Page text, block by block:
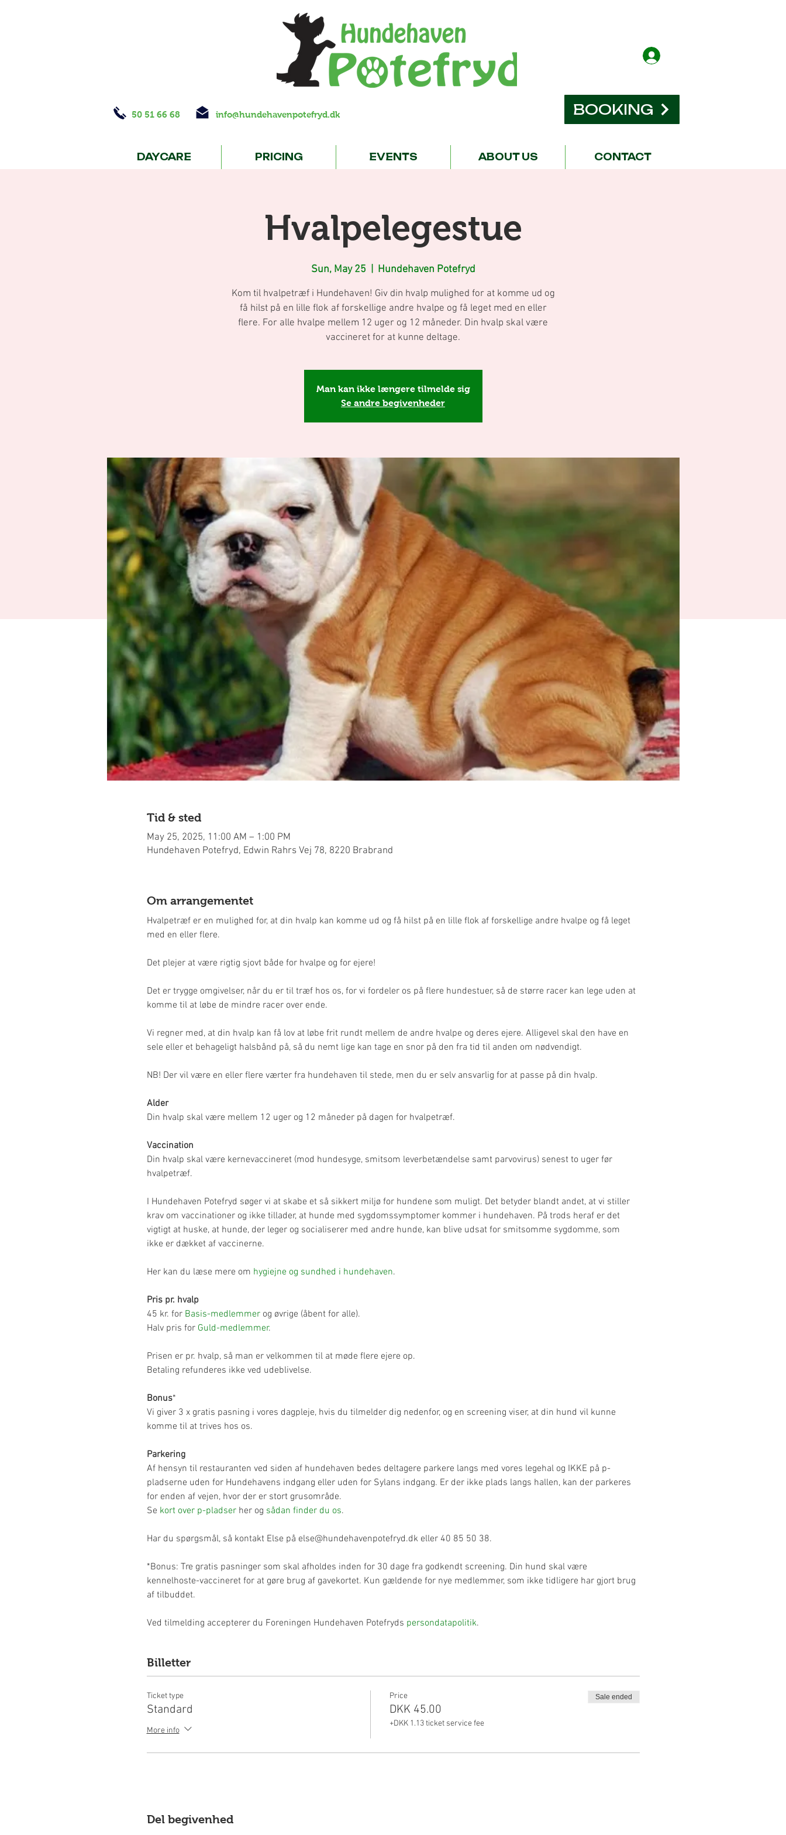
50 51 66 68 info@hundehavenpotefryd.dk BOOKING
DAYCARE PRICING EVENTS ABOUT US CONTACT
Hvalpelegestue
Sun, May 25 Hundehaven Potefryd
Kom til hvalpetræf i Hundehaven! Giv din hvalp mulighed for at komme ud og
få hilst på en lille flok af forskellige andre hvalpe og få leget med en eller
flere. For alle hvalpe mellem 12 uger og 12 måneder. Din hvalp skal være
vaccineret for at kunne deltage.
Man kan ikke længere tilmelde sig
Se andre begivenheder
Tid & sted
May 25, 2025, 11:00 AM – 1:00 PM
Hundehaven Potefryd, Edwin Rahrs Vej 78, 8220 Brabrand
Om arrangementet
Hvalpetræf er en mulighed for, at din hvalp kan komme ud og få hilst på en lille flok af forskellige andre hvalpe og få leget
med en eller flere.
Det plejer at være rigtig sjovt både for hvalpe og for ejere!
Det er trygge omgivelser, når du er til træf hos os, for vi fordeler os på flere hundestuer, så de større racer kan lege uden at
komme til at løbe de mindre racer over ende.
Vi regner med, at din hvalp kan få lov at løbe frit rundt mellem de andre hvalpe og deres ejere. Alligevel skal den have en
sele eller et behageligt halsbånd på, så du nemt lige kan tage en snor på den fra tid til anden om nødvendigt.
NB! Der vil være en eller flere værter fra hundehaven til stede, men du er selv ansvarlig for at passe på din hvalp.
Alder
Din hvalp skal være mellem 12 uger og 12 måneder på dagen for hvalpetræf.
Vaccination
Din hvalp skal være kernevaccineret (mod hundesyge, smitsom leverbetændelse samt parvovirus) senest to uger før
hvalpetræf.
I Hundehaven Potefryd søger vi at skabe et så sikkert miljø for hundene som muligt. Det betyder blandt andet, at vi stiller
krav om vaccinationer og ikke tillader, at hunde med sygdomssymptomer kommer i hundehaven. På trods heraf er det
vigtigt at huske, at hunde, der leger og socialiserer med andre hunde, kan blive udsat for smitsomme sygdomme, som
ikke er dækket af vaccinerne.
Her kan du læse mere om hygiejne og sundhed i hundehaven.
Pris pr. hvalp
45 kr. for Basis-medlemmer og øvrige (åbent for alle).
Halv pris for Guld-medlemmer.
Prisen er pr. hvalp, så man er velkommen til at møde flere ejere op.
Betaling refunderes ikke ved udeblivelse.
Bonus*
Vi giver 3 x gratis pasning i vores dagpleje, hvis du tilmelder dig nedenfor, og en screening viser, at din hund vil kunne
komme til at trives hos os.
Parkering
Af hensyn til restauranten ved siden af hundehaven bedes deltagere parkere langs med vores legehal og IKKE på p-
pladserne uden for Hundehavens indgang eller uden for Sylans indgang. Er der ikke plads langs hallen, kan der parkeres
for enden af vejen, hvor der er stort grusområde.
Se kort over p-pladser her og sådan finder du os.
Har du spørgsmål, så kontakt Else på else@hundehavenpotefryd.dk eller 40 85 50 38.
*Bonus: Tre gratis pasninger som skal afholdes inden for 30 dage fra godkendt screening. Din hund skal være
kennelhoste-vaccineret for at gøre brug af gavekortet. Kun gældende for nye medlemmer, som ikke tidligere har gjort brug
af tilbuddet.
​Ved tilmelding accepterer du Foreningen Hundehaven Potefryds persondatapolitik.
Billetter
Ticket type
Standard
More info
Price
DKK 45.00
+DKK 1.13 ticket service fee
Sale ended
Del begivenhed